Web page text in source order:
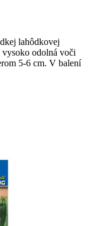
lahôdkovej
odolná voči
5-6 cm. V balení